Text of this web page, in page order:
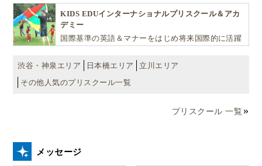
『生きる力』を育てます。
KIDS EDUインターナショナルプリスクール＆アカ
デミー
国際基準の英語＆マナーをはじめ将来国際的に活躍
EDU（キッズ・エデュ）」は幼児から小学生まで一
貫して学べる充実のカリキュラムが魅力です
渋谷・神泉エリア 日本橋エリア
立川エリア
その他人気のプリスクール一覧
プリスクール 一覧
メッセージ